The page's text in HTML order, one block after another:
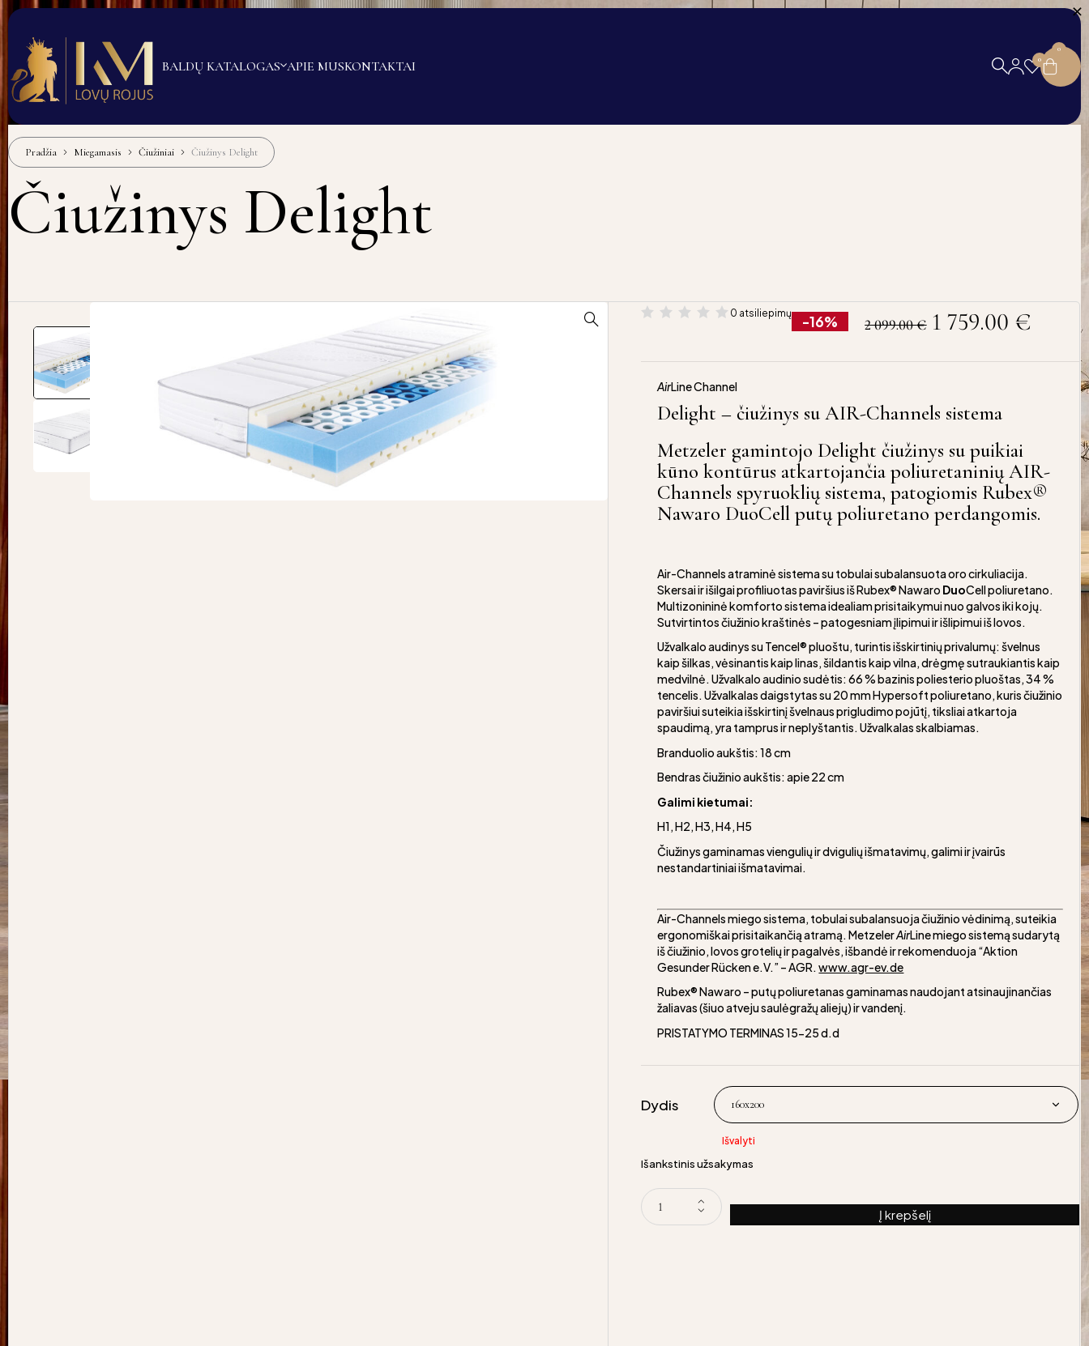
BALDŲ KATALOGAS APIE MUSKONTAKTAI 0
0
Pradžia Miegamasis Čiužiniai Čiužinys Delight
Čiužinys Delight
0 atsiliepimų -16% 2 099.00€ 1 759.00 €
AirLine Channel
Delight – čiužinys su AIR-Channels sistema
Metzeler gamintojo Delight čiužinys su puikiai
kūno kontūrus atkartojančia poliuretaninių AIR-
Channels spyruoklių sistema, patogiomis Rubex®
Nawaro DuoCell putų poliuretano perdangomis.
Air-Channels atraminė sistema su tobulai subalansuota oro cirkuliacija.
Skersai ir išilgai profiliuotas paviršius iš Rubex® Nawaro DuoCell poliuretano.
Multizonininė komforto sistema idealiam prisitaikymui nuo galvos iki kojų.
Sutvirtintos čiužinio kraštinės – patogesniam įlipimui ir išlipimui iš lovos.
Užvalkalo audinys su Tencel® pluoštu, turintis išskirtinių privalumų: švelnus
kaip šilkas, vėsinantis kaip linas, šildantis kaip vilna, drėgmę sutraukiantis kaip
medvilnė. Užvalkalo audinio sudėtis: 66 % bazinis poliesterio pluoštas, 34 %
tencelis. Užvalkalas daigstytas su 20 mm Hypersoft poliuretano, kuris čiužinio
paviršiui suteikia išskirtinį švelnaus prigludimo pojūtį, tiksliai atkartoja
spaudimą, yra tamprus ir neplyštantis. Užvalkalas skalbiamas.
Branduolio aukštis: 18 cm
Bendras čiužinio aukštis: apie 22 cm
Galimi kietumai:
H1, H2, H3, H4, H5
Čiužinys gaminamas viengulių ir dvigulių išmatavimų, galimi ir įvairūs
nestandartiniai išmatavimai.
Air-Channels miego sistema, tobulai subalansuoja čiužinio vėdinimą, suteikia
ergonomiškai prisitaikančią atramą. MetzelerAirLine miego sistemą sudarytą
iš čiužinio, lovos grotelių ir pagalvės, išbandė ir rekomenduoja “Aktion
Gesunder Rücken e.V.” – AGR.www.agr-ev.de
Rubex® Nawaro – putų poliuretanas gaminamas naudojant atsinaujinančias
žaliavas (šiuo atveju saulėgražų aliejų) ir vandenį.
PRISTATYMO TERMINAS 15-25 d.d
Dydis
Išvalyti
Išankstinis užsakymas
Į krepšelį